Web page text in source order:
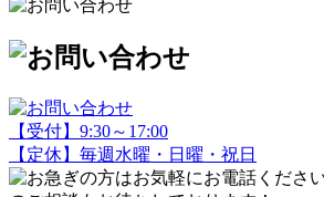
【受付】9:30～17:00
【定休】毎週水曜・日曜・祝日